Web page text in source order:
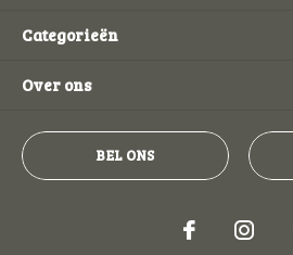
Categorieën
Over ons
BEL ONS